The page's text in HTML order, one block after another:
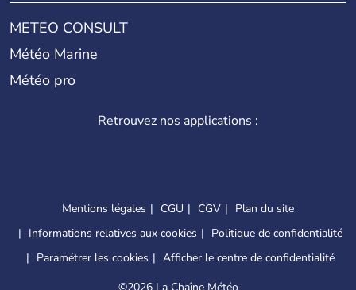
METEO CONSULT
Météo Marine
Météo pro
Retrouvez nos applications :
Mentions légales CGU CGV
Plan du site
Informations relatives aux cookies
Politique de confidentialité
Paramétrer les cookies
Afficher le centre de confidentialité